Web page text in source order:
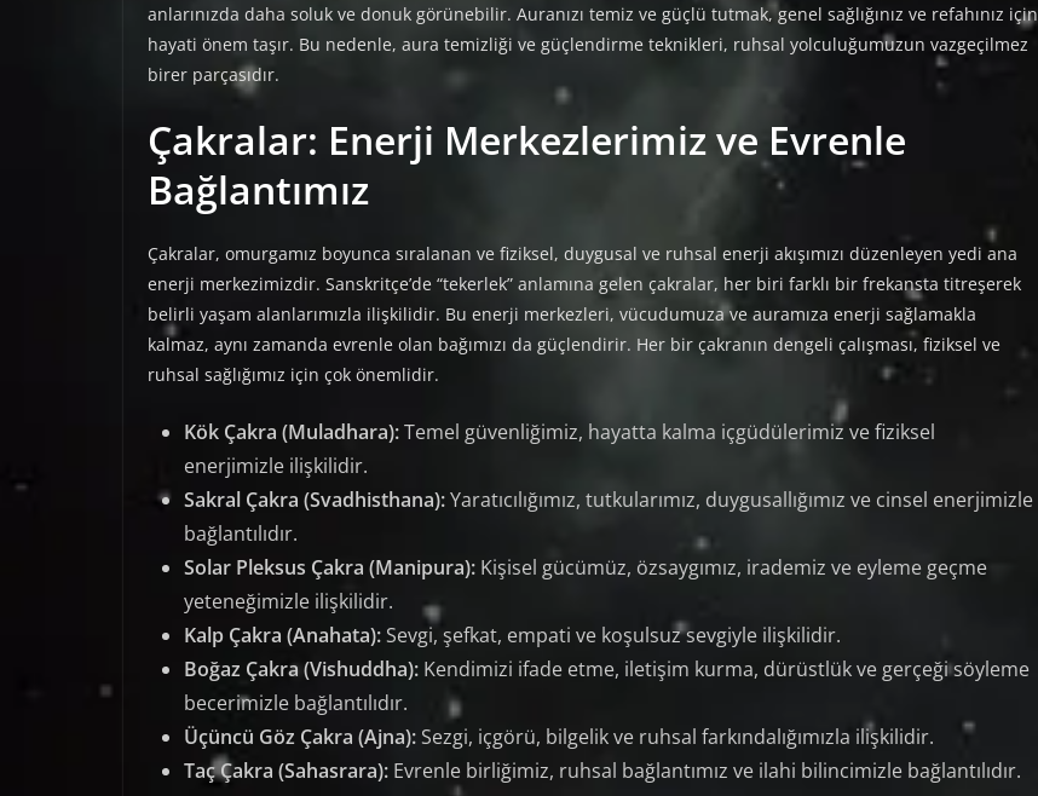
anlarınızda daha soluk ve donuk görünebilir. Auranızı temiz ve güçlü tutmak, genel sağlığınız ve refahınız için
hayati önem taşır. Bu nedenle, aura temizliği ve güçlendirme teknikleri, ruhsal yolculuğumuzun vazgeçilmez
birer parçasıdır.
Çakralar: Enerji Merkezlerimiz ve Evrenle
Bağlantımız
Çakralar, omurgamız boyunca sıralanan ve fiziksel, duygusal ve ruhsal enerji akışımızı düzenleyen yedi ana
enerji merkezimizdir. Sanskritçe’de “tekerlek” anlamına gelen çakralar, her biri farklı bir frekansta titreşerek
belirli yaşam alanlarımızla ilişkilidir. Bu enerji merkezleri, vücudumuza ve auramıza enerji sağlamakla
kalmaz, aynı zamanda evrenle olan bağımızı da güçlendirir. Her bir çakranın dengeli çalışması, fiziksel ve
ruhsal sağlığımız için çok önemlidir.
Kök Çakra (Muladhara):Temel güvenliğimiz, hayatta kalma içgüdülerimiz ve fiziksel
enerjimizle ilişkilidir.
Sakral Çakra (Svadhisthana):Yaratıcılığımız, tutkularımız, duygusallığımız ve cinsel enerjimizle
bağlantılıdır.
Solar Pleksus Çakra (Manipura): Kişisel gücümüz, özsaygımız, irademiz ve eyleme geçme
yeteneğimizle ilişkilidir.
Kalp Çakra (Anahata):Sevgi, şefkat, empati ve koşulsuz sevgiyle ilişkilidir.
Boğaz Çakra (Vishuddha): Kendimizi ifade etme, iletişim kurma, dürüstlük ve gerçeği söyleme
becerimizle bağlantılıdır.
Üçüncü Göz Çakra (Ajna):Sezgi, içgörü, bilgelik ve ruhsal farkındalığımızla ilişkilidir.
Taç Çakra (Sahasrara): Evrenle birliğimiz, ruhsal bağlantımız ve ilahi bilincimizle bağlantılıdır.